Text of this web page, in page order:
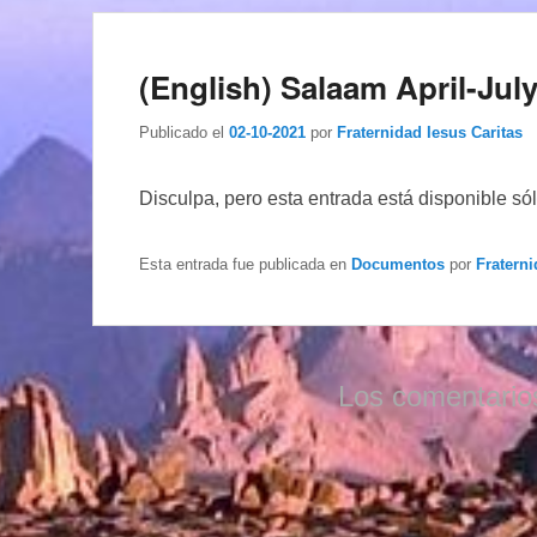
(English) Salaam April-
Publicado el 02-10-2021 por Fraternidad Iesus Caritas
Disculpa, pero esta entrada está disponible
Esta entrada fue publicada en Documentos por
Los